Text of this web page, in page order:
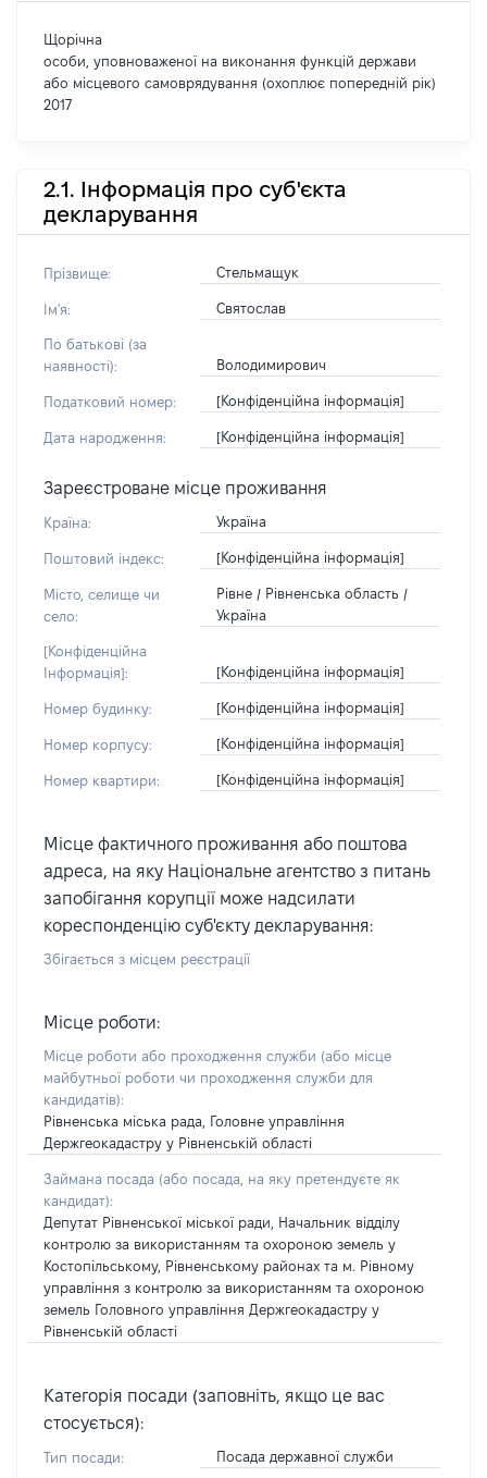
Щорічна
особи, уповноваженої на виконання функцій держави
або місцевого самоврядування (охоплює попередній рік)
2017
2.1. Інформація про суб'єкта
декларування
Прізвище: Стельмащук
Ім'я: Святослав
По батькові (за
наявності):
Володимирович
Податковий номер: [Конфіденційна інформація]
Дата народження: [Конфіденційна інформація]
Зареєстроване місце проживання
Країна: Україна
Поштовий індекс: [Конфіденційна інформація]
Місто, селище чи
село:
Рівне / Рівненська область /
Україна
[Конфіденційна
Інформація]:
[Конфіденційна інформація]
Номер будинку: [Конфіденційна інформація]
Номер корпусу: [Конфіденційна інформація]
Номер квартири: [Конфіденційна інформація]
Місце фактичного проживання або поштова
адреса, на яку Національне агентство з питань
запобігання корупції може надсилати
кореспонденцію суб'єкту декларування:
Збігається з місцем реєстрації
Місце роботи:
Місце роботи або проходження служби (або місце
майбутньої роботи чи проходження служби для
кандидатів):
Рівненська міська рада, Головне управління
Держгеокадастру у Рівненській області
Займана посада (або посада, на яку претендуєте як
кандидат):
Депутат Рівненської міської ради, Начальник відділу
контролю за використанням та охороною земель у
Костопільському, Рівненському районах та м. Рівному
управління з контролю за використанням та охороною
земель Головного управління Держгеокадастру у
Рівненській області
Категорія посади (заповніть, якщо це вас
стосується):
Тип посади: Посада державної служби